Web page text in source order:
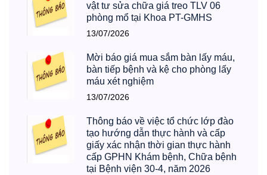
vật tư sửa chữa giá treo TLV 06
phòng mổ tại Khoa PT-GMHS
13/07/2026
Mời báo giá mua sắm bàn lấy máu,
bàn tiếp bệnh và kệ cho phòng lấy
máu xét nghiệm
13/07/2026
Thông báo về việc tổ chức lớp đào
tạo hướng dẫn thực hành và cấp
giấy xác nhận thời gian thực hành
cấp GPHN Khám bệnh, Chữa bệnh
tại Bệnh viện 30-4, năm 2026